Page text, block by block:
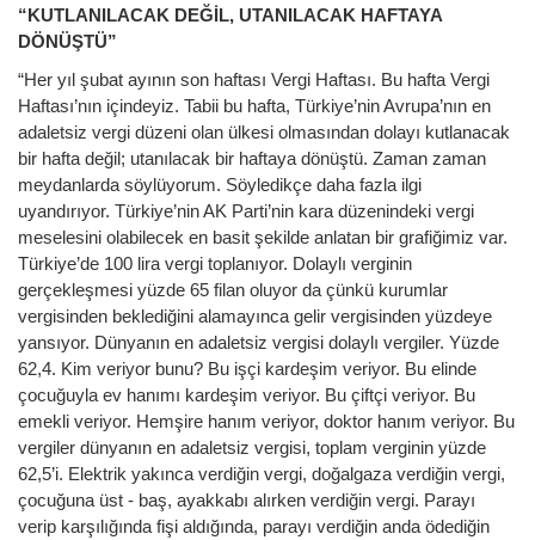
“KUTLANILACAK DEĞİL, UTANILACAK HAFTAYA
DÖNÜŞTÜ”
“Her yıl şubat ayının son haftası Vergi Haftası. Bu hafta Vergi
Haftası’nın içindeyiz. Tabii bu hafta, Türkiye’nin Avrupa’nın en
adaletsiz vergi düzeni olan ülkesi olmasından dolayı kutlanacak
bir hafta değil; utanılacak bir haftaya dönüştü. Zaman zaman
meydanlarda söylüyorum. Söyledikçe daha fazla ilgi
uyandırıyor. Türkiye’nin AK Parti’nin kara düzenindeki vergi
meselesini olabilecek en basit şekilde anlatan bir grafiğimiz var.
Türkiye’de 100 lira vergi toplanıyor. Dolaylı verginin
gerçekleşmesi yüzde 65 filan oluyor da çünkü kurumlar
vergisinden beklediğini alamayınca gelir vergisinden yüzdeye
yansıyor. Dünyanın en adaletsiz vergisi dolaylı vergiler. Yüzde
62,4. Kim veriyor bunu? Bu işçi kardeşim veriyor. Bu elinde
çocuğuyla ev hanımı kardeşim veriyor. Bu çiftçi veriyor. Bu
emekli veriyor. Hemşire hanım veriyor, doktor hanım veriyor. Bu
vergiler dünyanın en adaletsiz vergisi, toplam verginin yüzde
62,5’i. Elektrik yakınca verdiğin vergi, doğalgaza verdiğin vergi,
çocuğuna üst - baş, ayakkabı alırken verdiğin vergi. Parayı
verip karşılığında fişi aldığında, parayı verdiğin anda ödediğin